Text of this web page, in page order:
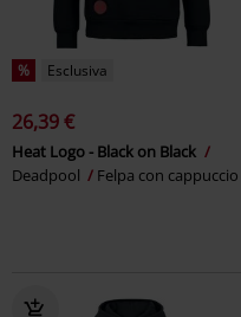
% Esclusiva
26,39 €
Heat Logo - Black on Black
Deadpool
Felpa con cappuccio